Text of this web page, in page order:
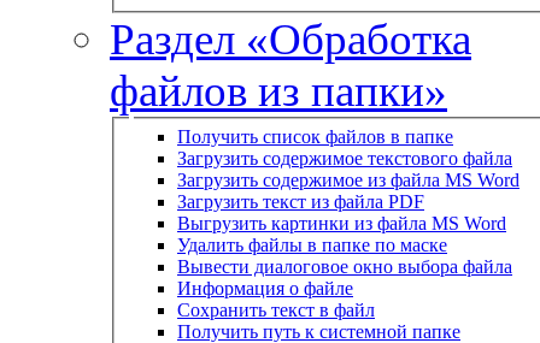
Раздел «Обработка
файлов из папки»
Получить список файлов в папке
Загрузить содержимое текстового файла
Загрузить содержимое из файла MS Word
Загрузить текст из файла PDF
Выгрузить картинки из файла MS Word
Удалить файлы в папке по маске
Вывести диалоговое окно выбора файла
Информация о файле
Сохранить текст в файл
Получить путь к системной папке